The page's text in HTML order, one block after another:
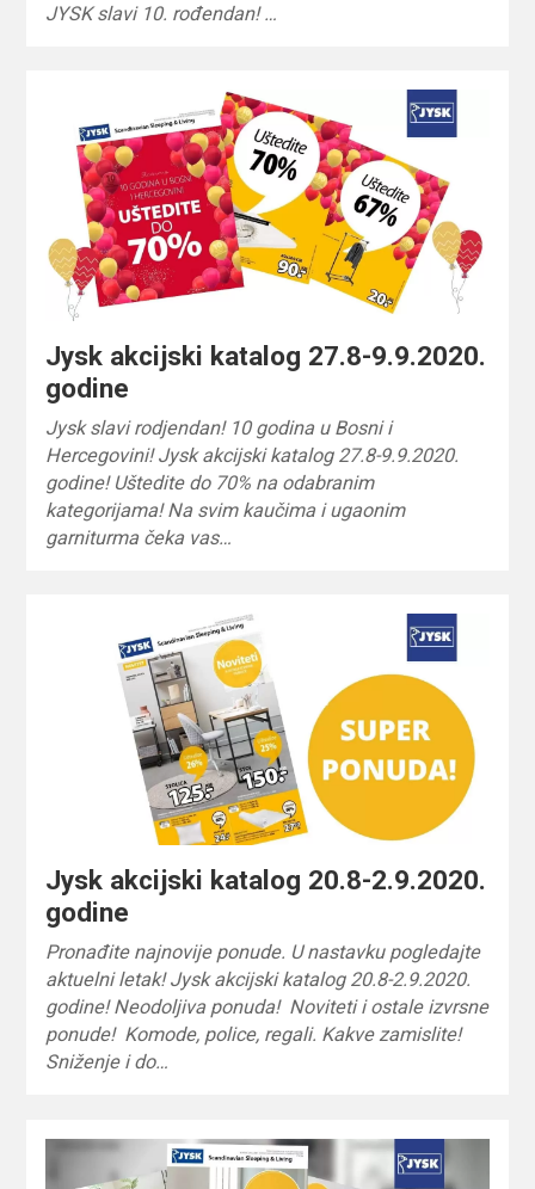
JYSK slavi 10. rođendan! …
Jysk akcijski katalog 27.8-9.9.2020.
godine
Jysk slavi rodjendan! 10 godina u Bosni i
Hercegovini! Jysk akcijski katalog 27.8-9.9.2020.
godine! Uštedite do 70% na odabranim
kategorijama! Na svim kaučima i ugaonim
garniturma čeka vas…
Jysk akcijski katalog 20.8-2.9.2020.
godine
Pronađite najnovije ponude. U nastavku pogledajte
aktuelni letak! Jysk akcijski katalog 20.8-2.9.2020.
godine! Neodoljiva ponuda! Noviteti i ostale izvrsne
ponude! Komode, police, regali. Kakve zamislite!
Sniženje i do…